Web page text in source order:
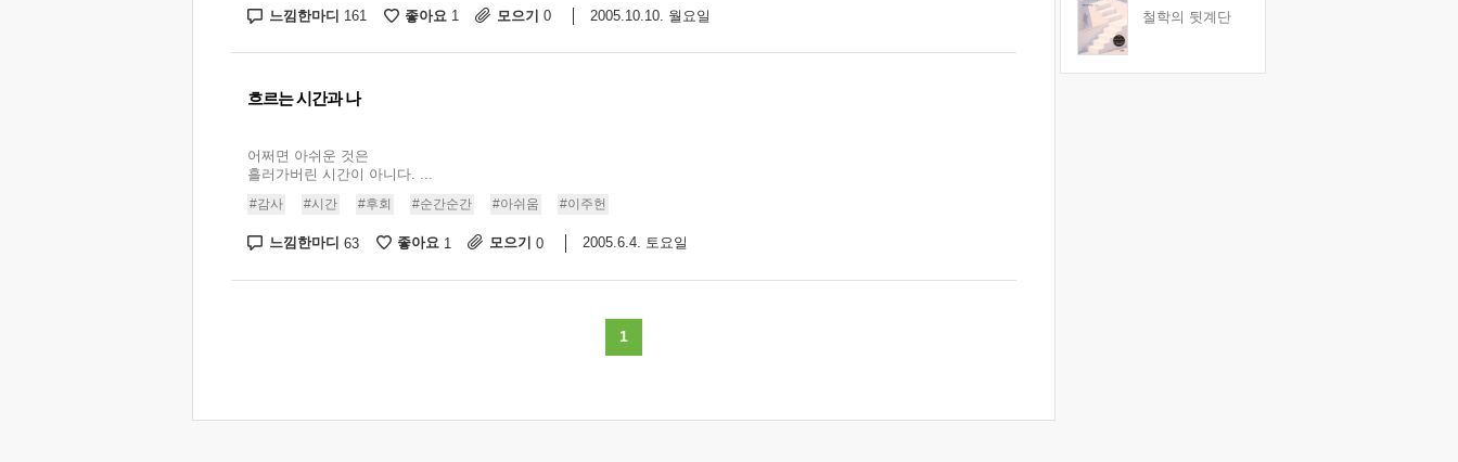
느낌한마디 161 좋아요 1 모으기 0 2005.10.10. 월요일
흐르는 시간과 나
어쩌면 아쉬운 것은
흘러가버린 시간이 아니다. ...
#감사 #시간 #후회 #순간순간 #아쉬움 #이주헌
느낌한마디 63 좋아요 1 모으기 0 2005.6.4. 토요일
1
철학의 뒷계단